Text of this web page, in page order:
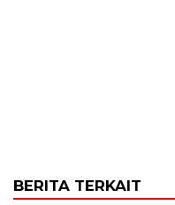
BERITA TERKAIT